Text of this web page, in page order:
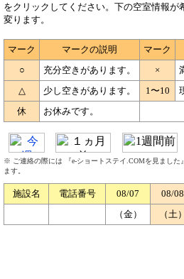
をクリックしてください。下の空室情報が
変ります。
マーク マークの説明
マーク
○
充分空きがあります。 ×
△
少し空きがあります。 1〜10
休
お休みです。
※ ご連絡の際には 『e-ショートステイ.COMを見まし
ます。
施設名 電話番号 08/07
08/08
（金）
（土